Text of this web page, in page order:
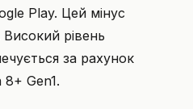
Play. Цей мінус
рівень
за рахунок
Gen1.